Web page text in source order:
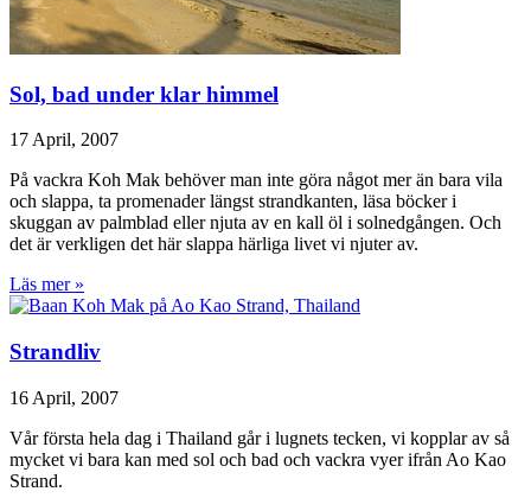
Sol, bad under klar himmel
17 April, 2007
På vackra Koh Mak behöver man inte göra något mer än bara vila
och slappa, ta promenader längst strandkanten, läsa böcker i
skuggan av palmblad eller njuta av en kall öl i solnedgången. Och
det är verkligen det här slappa härliga livet vi njuter av.
Läs mer »
Strandliv
16 April, 2007
Vår första hela dag i Thailand går i lugnets tecken, vi kopplar av så
mycket vi bara kan med sol och bad och vackra vyer ifrån Ao Kao
Strand.